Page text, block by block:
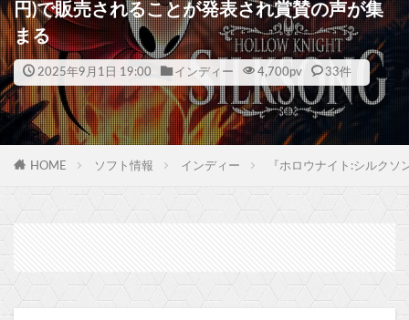
円)で販売されることが発表され賞賛の声が集
まる
2025年9月1日 19:00 インディー 4,700pv 33件
HOME ソフト情報 インディー 『ホロウナイト:シルク